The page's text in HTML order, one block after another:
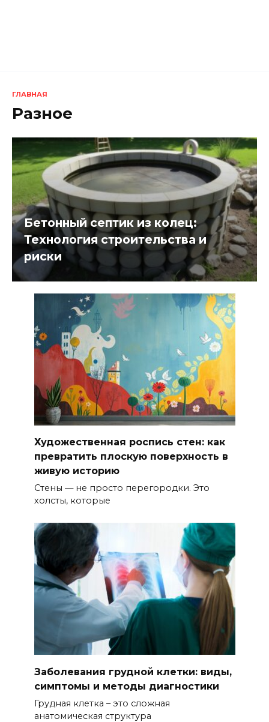
ГЛАВНАЯ
Разное
Бетонный септик из колец:
Технология строительства и
риски
Художественная роспись стен: как
превратить плоскую поверхность в
живую историю
Стены — не просто перегородки. Это
холсты, которые
Заболевания грудной клетки: виды,
симптомы и методы диагностики
Грудная клетка – это сложная
анатомическая структура